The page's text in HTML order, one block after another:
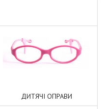
ДИТЯЧІ ОПРАВИ